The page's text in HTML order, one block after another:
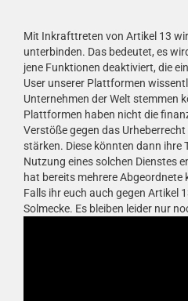
Mit Inkrafttreten von Artikel 13
unterbinden. Das bedeutet, es
jene Funktionen deaktiviert, die
User unserer Plattformen
Unternehmen der Welt stemmen
Plattformen haben nicht die
Verstöße gegen das
stärken. Diese könnten dann ihre
Nutzung eines solchen Dienstes
hat bereits mehrere
Falls ihr euch auch gegen Artikel
Solmecke. Es bleiben leider nur